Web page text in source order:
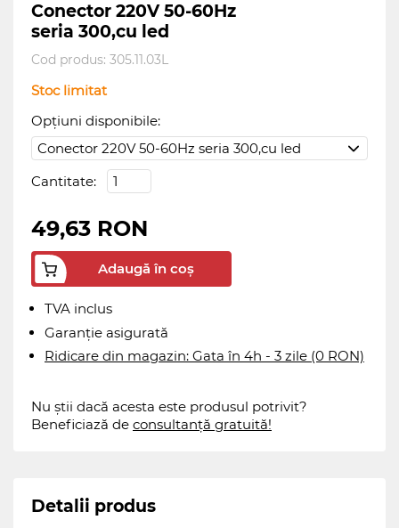
Conector 220V 50-60Hz
seria 300,cu led
Cod produs: 305.11.03L
Stoc limitat
Opțiuni disponibile:
Cantitate:
49,63 RON
Adaugă în coș
TVA inclus
Garanție asigurată
Ridicare din magazin: Gata în 4h - 3 zile (0 RON)
Nu știi dacă acesta este produsul potrivit?
Beneficiază de consultanță gratuită!
Detalii produs